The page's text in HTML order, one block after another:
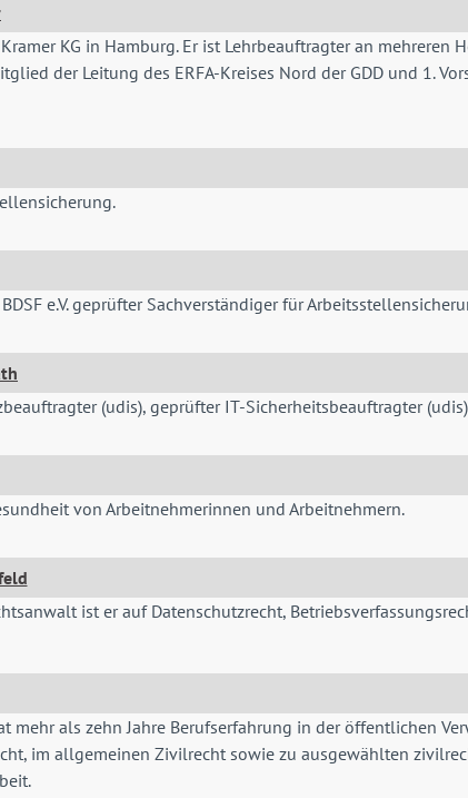
KG in Hamburg. Er ist Lehrbeauftragter an mehreren
der Leitung des ERFA-Kreises Nord der GDD und 1.
e.V. geprüfter Sachverständiger für
(udis), geprüfter IT-Sicherheitsbeauftragter
von Arbeitnehmerinnen und Arbeitnehmern.
ist er auf Datenschutzrecht,
mehr als zehn Jahre Berufserfahrung in der öffentlichen
im allgemeinen Zivilrecht sowie zu ausgewählten